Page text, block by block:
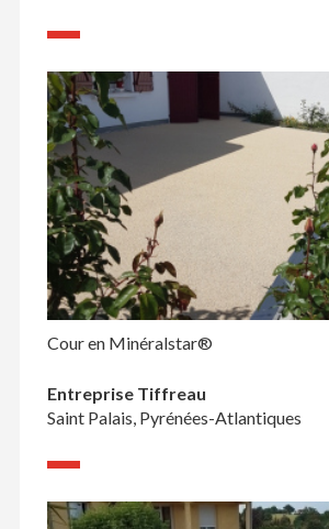
Cour en Minéralstar®
Entreprise Tiffreau
Saint Palais, Pyrénées-Atlantiques